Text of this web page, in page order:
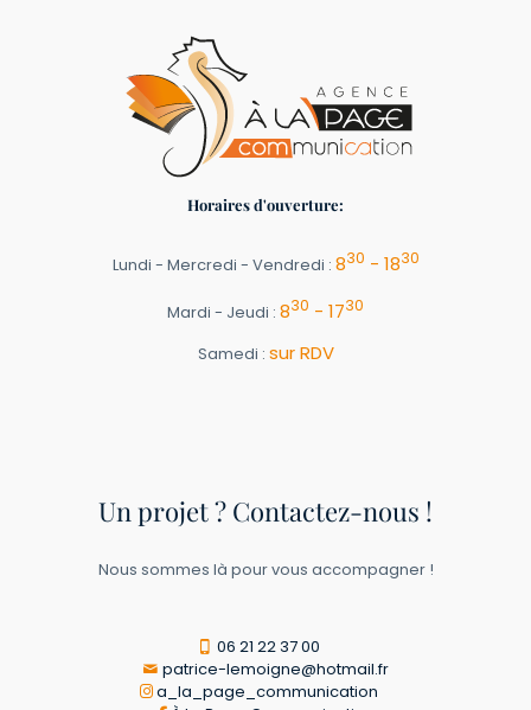
Horaires d'ouverture:
Lundi - Mercredi - Vendredi : 830 - 1830
Mardi - Jeudi : 830 - 1730
Samedi : sur RDV
Un projet ? Contactez-nous !
Nous sommes là pour vous accompagner !
06 21 22 37 00
patrice-lemoigne@hotmail.fr
a_la_page_communication